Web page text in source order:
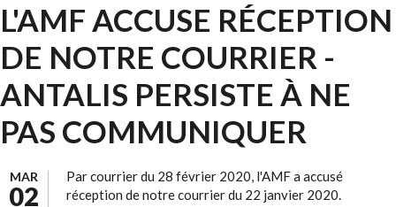
L'AMF ACCUSE RÉCEPTION
DE NOTRE COURRIER -
ANTALIS PERSISTE À NE
PAS COMMUNIQUER
MAR
02
Par courrier du 28 février 2020, l'AMF a accusé
réception de notre courrier du 22 janvier 2020.